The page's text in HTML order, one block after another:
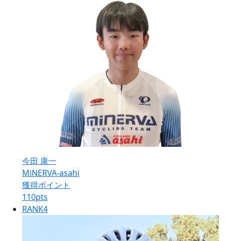
今田 康一
MiNERVA-asahi
獲得ポイント
110pts
RANK4